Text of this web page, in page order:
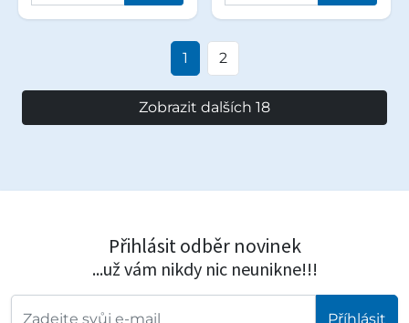
1 2
Zobrazit dalších 18
Přihlásit odběr novinek
...už vám nikdy nic neunikne!!!
Příhlásit